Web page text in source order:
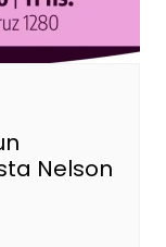
Nelson